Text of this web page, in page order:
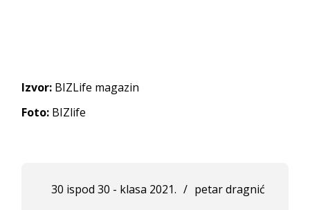
Izvor: BIZLife magazin
Foto: BIZlife
30 ispod 30 - klasa 2021. / petar dragnić